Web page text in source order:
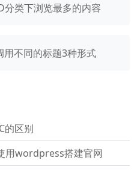
类下浏览最多的内容
不同的标题3种形式
的区别
用wordpress搭建官网